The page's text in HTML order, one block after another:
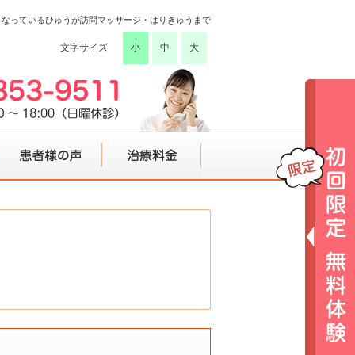
っているひゅうが訪問マッサージ・はりきゅうまで
文字サイズ 小 中 大